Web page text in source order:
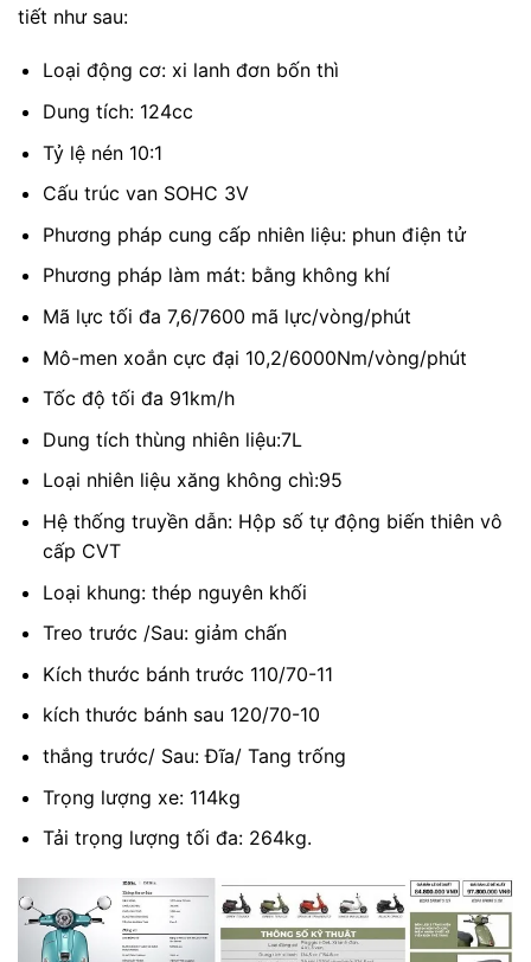
tiết như sau:
Loại động cơ: xi lanh đơn bốn thì
Dung tích: 124cc
Tỷ lệ nén 10:1
Cấu trúc van SOHC 3V
Phương pháp cung cấp nhiên liệu: phun điện tử
Phương pháp làm mát: bằng không khí
Mã lực tối đa 7,6/7600 mã lực/vòng/phút
Mô-men xoắn cực đại 10,2/6000Nm/vòng/phút
Tốc độ tối đa 91km/h
Dung tích thùng nhiên liệu:7L
Loại nhiên liệu xăng không chì:95
Hệ thống truyền dẫn: Hộp số tự động biến thiên vô
cấp CVT
Loại khung: thép nguyên khối
Treo trước /Sau: giảm chấn
Kích thước bánh trước 110/70-11
kích thước bánh sau 120/70-10
thắng trước/ Sau: Đĩa/ Tang trống
Trọng lượng xe: 114kg
Tải trọng lượng tối đa: 264kg.